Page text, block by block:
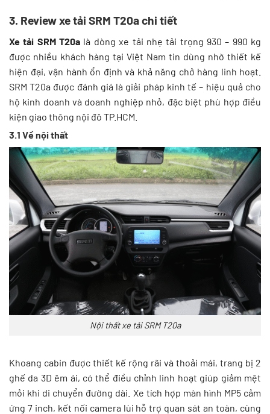
3. Review xe tải SRM T20a chi tiết
Xe tải SRM T20a là dòng xe tải nhẹ tải trọng 930 – 990 kg
được nhiều khách hàng tại Việt Nam tin dùng nhờ thiết kế
hiện đại, vận hành ổn định và khả năng chở hàng linh hoạt.
SRM T20a được đánh giá là giải pháp kinh tế – hiệu quả cho
hộ kinh doanh và doanh nghiệp nhỏ, đặc biệt phù hợp điều
kiện giao thông nội đô TP.HCM.
3.1 Về nội thất
Nội thất xe tải SRM T20a
Khoang cabin được thiết kế rộng rãi và thoải mái, trang bị 2
ghế da 3D êm ái, có thể điều chỉnh linh hoạt giúp giảm mệt
mỏi khi di chuyển đường dài. Xe tích hợp màn hình MP5 cảm
ứng 7 inch, kết nối camera lùi hỗ trợ quan sát an toàn, cùng